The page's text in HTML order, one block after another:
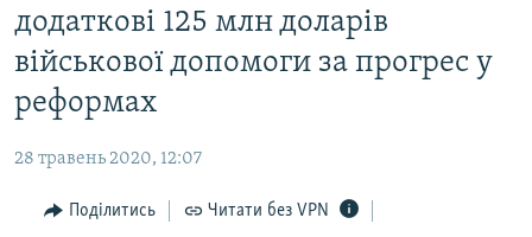
матеріалу
Перейти
до
основної
Перейти
пошуку
ВІДЕО ТА ФОТО
ПОЛІТИКА
ПОГЛЯД
ІНТЕРВ'Ю
додаткові 125 млн доларів
військової допомоги за прогрес у
реформах
28 травень 2020, 12:07
Поділитись Читати без VPN